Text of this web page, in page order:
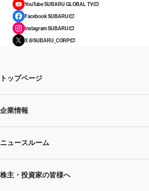
YouTube SUBARU GLOBAL TV
Facebook SUBARU
Instagram SUBARU
X @SUBARU_CORP
トップページ
企業情報
企業情報トップ
SUBARUのありたい姿
ニュースルーム
ニュースルームトップ
株主・投資家の皆様へ